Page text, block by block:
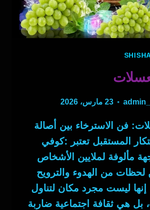
23 مارس، 2026
فن الاسترخاء بين أصالة
المستقبل تعتبر :كوفي
مألوفة لملايين الأشخاص
لحظات من الهدوء والترويح
ليست مجرد مكان لتناول
بل هي ثقافة اجتماعية ضاربة